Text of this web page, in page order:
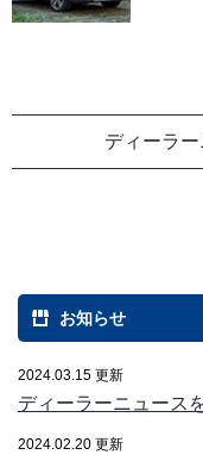
ディーラ
お知らせ
2024.03.15 更新
ディーラーニュース
2024.02.20 更新